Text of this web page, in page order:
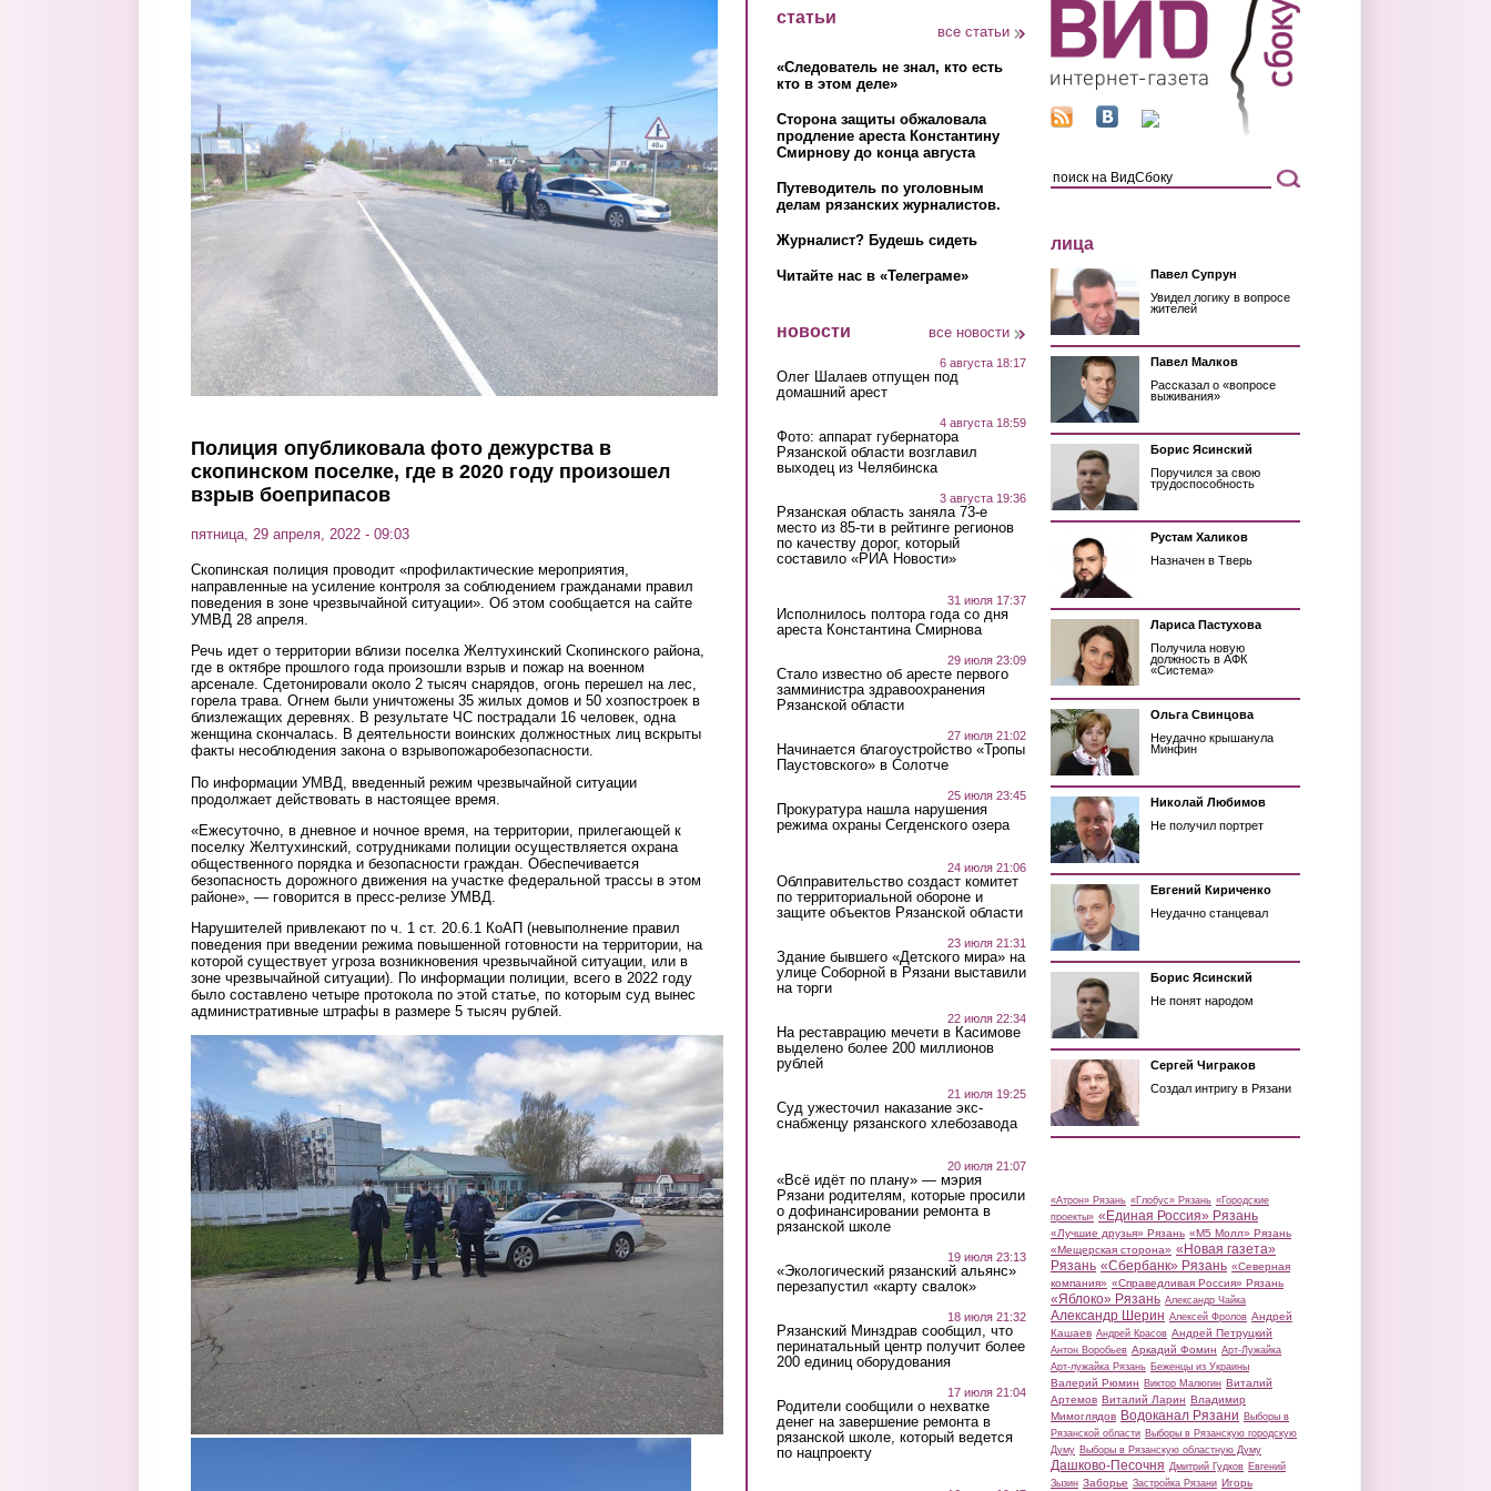
Перейти к основному содержанию
Полиция опубликовала фото дежурства в
скопинском поселке, где в 2020 году произошел
взрыв боеприпасов
пятница, 29 апреля, 2022 - 09:03
Скопинская полиция проводит «профилактические мероприятия,
направленные на усиление контроля за соблюдением гражданами правил
поведения в зоне чрезвычайной ситуации». Об этом сообщается на сайте
УМВД 28 апреля.
Речь идет о территории вблизи поселка Желтухинский Скопинского района,
где в октябре прошлого года произошли взрыв и пожар на военном
арсенале. Сдетонировали около 2 тысяч снарядов, огонь перешел на лес,
горела трава. Огнем были уничтожены 35 жилых домов и 50 хозпостроек в
близлежащих деревнях. В результате ЧС пострадали 16 человек, одна
женщина скончалась. В деятельности воинских должностных лиц вскрыты
факты несоблюдения закона о взрывопожаробезопасности.
По информации УМВД, введенный режим чрезвычайной ситуации
продолжает действовать в настоящее время.
«Ежесуточно, в дневное и ночное время, на территории, прилегающей к
поселку Желтухинский, сотрудниками полиции осуществляется охрана
общественного порядка и безопасности граждан. Обеспечивается
безопасность дорожного движения на участке федеральной трассы в этом
районе», — говорится в пресс-релизе УМВД.
Нарушителей привлекают по ч. 1 ст. 20.6.1 КоАП (невыполнение правил
поведения при введении режима повышенной готовности на территории, на
которой существует угроза возникновения чрезвычайной ситуации, или в
зоне чрезвычайной ситуации). По информации полиции, всего в 2022 году
было составлено четыре протокола по этой статье, по которым суд вынес
административные штрафы в размере 5 тысяч рублей.
2.jpg
статьи
все статьи
«Следователь не знал, кто есть
кто в этом деле»
Сторона защиты обжаловала
продление ареста Константину
Смирнову до конца августа
Путеводитель по уголовным
делам рязанских журналистов.
Журналист? Будешь сидеть
Читайте нас в «Телеграме»
новости все новости
6 августа 18:17
Олег Шалаев отпущен под
домашний арест
4 августа 18:59
Фото: аппарат губернатора
Рязанской области возглавил
выходец из Челябинска
3 августа 19:36
Рязанская область заняла 73-е
место из 85-ти в рейтинге регионов
по качеству дорог, который
составило «РИА Новости»
31 июля 17:37
Исполнилось полтора года со дня
ареста Константина Смирнова
29 июля 23:09
Стало известно об аресте первого
замминистра здравоохранения
Рязанской области
27 июля 21:02
Начинается благоустройство «Тропы
Паустовского» в Солотче
25 июля 23:45
Прокуратура нашла нарушения
режима охраны Сегденского озера
24 июля 21:06
Облправительство создаст комитет
по территориальной обороне и
защите объектов Рязанской области
23 июля 21:31
Здание бывшего «Детского мира» на
улице Соборной в Рязани выставили
на торги
22 июля 22:34
На реставрацию мечети в Касимове
выделено более 200 миллионов
рублей
21 июля 19:25
Суд ужесточил наказание экс-
снабженцу рязанского хлебозавода
20 июля 21:07
«Всё идёт по плану» — мэрия
Рязани родителям, которые просили
о дофинансировании ремонта в
рязанской школе
19 июля 23:13
«Экологический рязанский альянс»
перезапустил «карту свалок»
18 июля 21:32
Рязанский Минздрав сообщил, что
перинатальный центр получит более
200 единиц оборудования
17 июля 21:04
Родители сообщили о нехватке
денег на завершение ремонта в
рязанской школе, который ведется
по нацпроекту
лица
Павел Супрун
Увидел логику в вопросе
жителей
Павел Малков
Рассказал о «вопросе
выживания»
Борис Ясинский
Поручился за свою
трудоспособность
Рустам Халиков
Назначен в Тверь
Лариса Пастухова
Получила новую
должность в АФК
«Система»
Ольга Свинцова
Неудачно крышанула
Минфин
Николай Любимов
Не получил портрет
Евгений Кириченко
Неудачно станцевал
Борис Ясинский
Не понят народом
Сергей Чиграков
Создал интригу в Рязани
«Атрон» Рязань «Глобус» Рязань «Городские
проекты» «Единая Россия» Рязань
«Лучшие друзья» Рязань «М5 Молл» Рязань
«Мещерская сторона» «Новая газета»
Рязань «Сбербанк» Рязань «Северная
компания» «Справедливая Россия» Рязань
«Яблоко» Рязань Александр Чайка
Александр Шерин Алексей Фролов Андрей
Кашаев Андрей Красов Андрей Петруцкий
Антон Воробьев Аркадий Фомин Арт-Лужайка
Арт-лужайка Рязань Беженцы из Украины
Валерий Рюмин Виктор Малюгин Виталий
Артемов Виталий Ларин Владимир
Мимоглядов Водоканал Рязани Выборы в
Рязанской области Выборы в Рязанскую городскую
Думу Выборы в Рязанскую областную Думу
Дашково-Песочня Дмитрий Гудков Евгений
Зызин Заборье Застройка Рязани Игорь